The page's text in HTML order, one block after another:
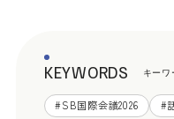
KEYWORDS キーワ
#SB国際会議2026 #